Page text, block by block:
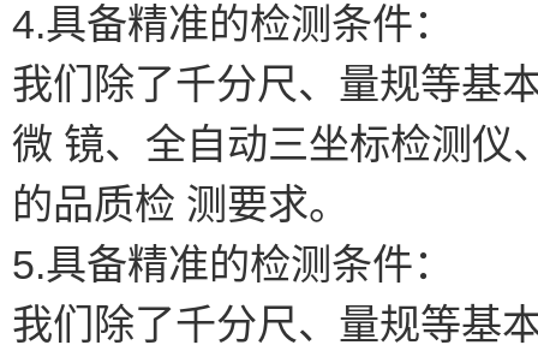
4.具备精准的检测条件：
我们除了千分尺、量规等基
微 镜、全自动三坐标检测仪
的品质检 测要求。
5.具备精准的检测条件：
我们除了千分尺、量规等基